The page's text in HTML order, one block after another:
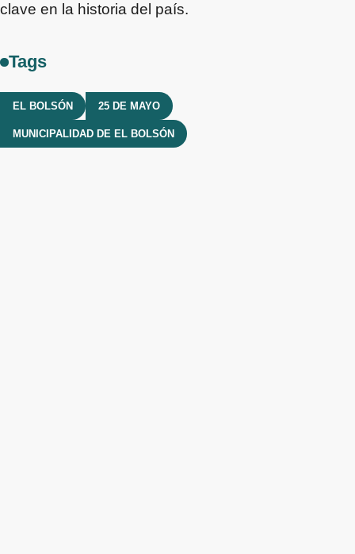
clave en la historia del país.
Tags
EL BOLSÓN 25 DE MAYO
MUNICIPALIDAD DE EL BOLSÓN